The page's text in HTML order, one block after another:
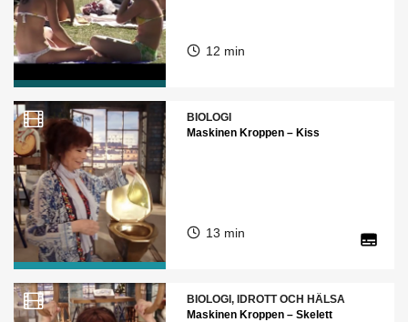
12 min
BIOLOGI
Maskinen Kroppen – Kiss
13 min
BIOLOGI, IDROTT OCH HÄLSA
Maskinen Kroppen – Skelett